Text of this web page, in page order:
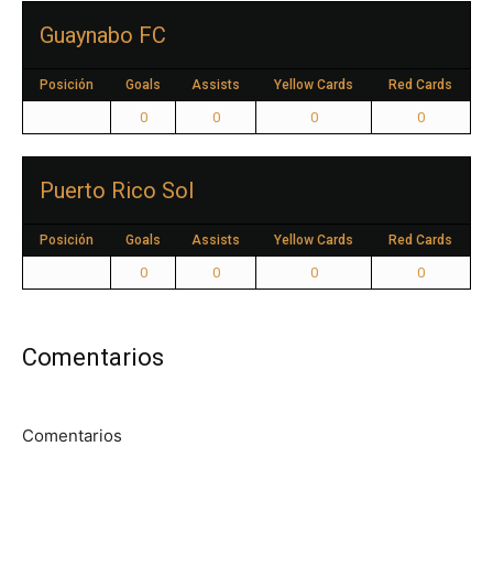
Guaynabo FC
Posición Goals Assists Yellow Cards Red Cards
0 0 0 0
Puerto Rico Sol
Posición Goals Assists Yellow Cards Red Cards
0 0 0 0
Comentarios
Comentarios